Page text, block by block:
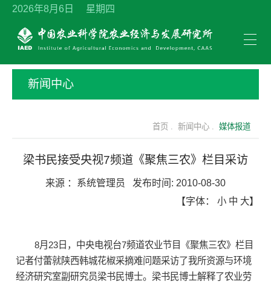
2026年8月6日 星期四
新闻中心
首页 . 新闻中心 . 媒体报道
梁书民接受央视7频道《聚焦三农》栏目采访
来源 ： 系统管理员 发布时间: 2010-08-30
【字体： 小 中 大】
8月23日，中央电视台7频道农业节目《聚焦三农》栏目
记者付蕾就陕西韩城花椒采摘难问题采访了我所资源与环境
经济研究室副研究员梁书民博士。梁书民博士解释了农业劳